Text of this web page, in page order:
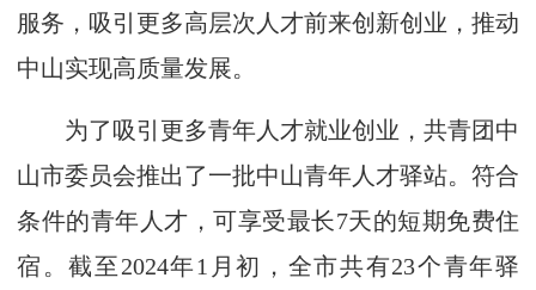
服务，吸引更多高层次人才前来创新创业，推动
中山实现高质量发展。
为了吸引更多青年人才就业创业，共青团中
山市委员会推出了一批中山青年人才驿站。符合
条件的青年人才，可享受最长7天的短期免费住
宿。截至2024年1月初，全市共有23个青年驿